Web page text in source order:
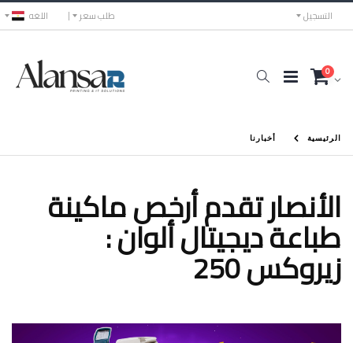
اللغه طلب سعر التسجيل
0
الرئيسية أخبارنا
الأنصار تقدم أرخص ماكينة
طباعة ديجيتال ألوان :
زيروكس 250